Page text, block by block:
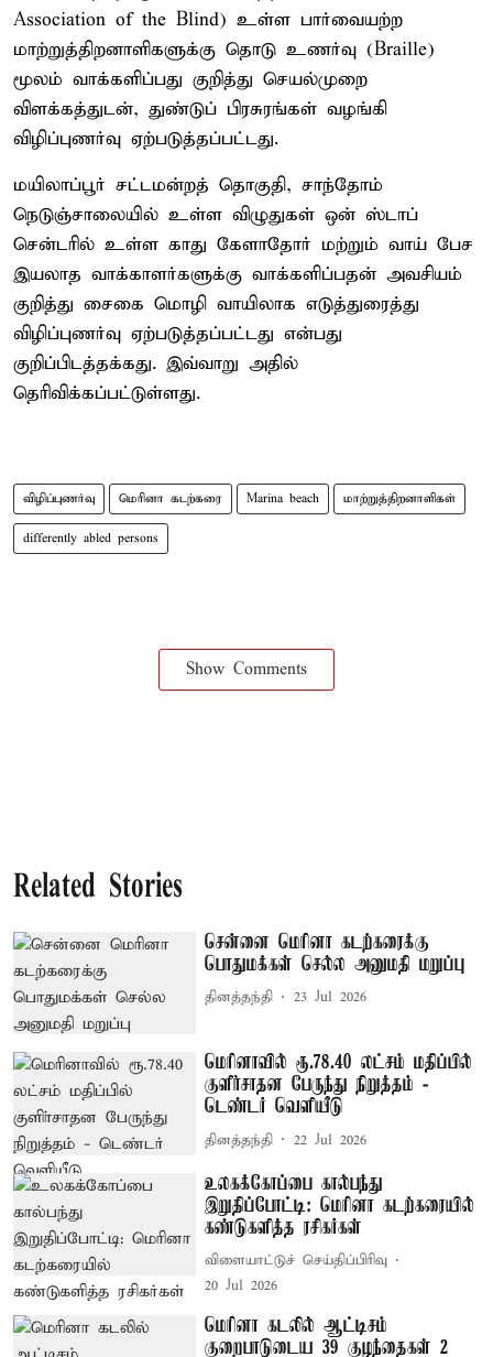
Association of the Blind) உள்ள பார்வையற்ற
மாற்றுத்திறனாளிகளுக்கு தொடு உணர்வு (Braille)
மூலம் வாக்களிப்பது குறித்து செயல்முறை
விளக்கத்துடன், துண்டுப் பிரசுரங்கள் வழங்கி
விழிப்புணர்வு ஏற்படுத்தப்பட்டது.
மயிலாப்பூர் சட்டமன்றத் தொகுதி, சாந்தோம்
நெடுஞ்சாலையில் உள்ள விழுதுகள் ஒன் ஸ்டாப்
சென்டரில் உள்ள காது கேளாதோர் மற்றும் வாய் பேச
இயலாத வாக்காளர்களுக்கு வாக்களிப்பதன் அவசியம்
குறித்து சைகை மொழி வாயிலாக எடுத்துரைத்து
விழிப்புணர்வு ஏற்படுத்தப்பட்டது என்பது
குறிப்பிடத்தக்கது. இவ்வாறு அதில்
தெரிவிக்கப்பட்டுள்ளது.
விழிப்புணர்வு மெரினா கடற்கரை Marina beach மாற்றுத்திறனாளிகள்
differently abled persons
Show Comments
Related Stories
சென்னை மெரினா கடற்கரைக்கு
பொதுமக்கள் செல்ல அனுமதி மறுப்பு
தினத்தந்தி 23 Jul 2026
மெரினாவில் ரூ.78.40 லட்சம் மதிப்பில்
குளிா்சாதன பேருந்து நிறுத்தம் -
டெண்டர் வெளியீடு
தினத்தந்தி 22 Jul 2026
உலகக்கோப்பை கால்பந்து
இறுதிப்போட்டி: மெரினா கடற்கரையில்
கண்டுகளித்த ரசிகர்கள்
விளையாட்டுச் செய்திப்பிரிவு
20 Jul 2026
மெரினா கடலில் ஆட்டிசம்
குறைபாடுடைய 39 குழந்தைகள் 2